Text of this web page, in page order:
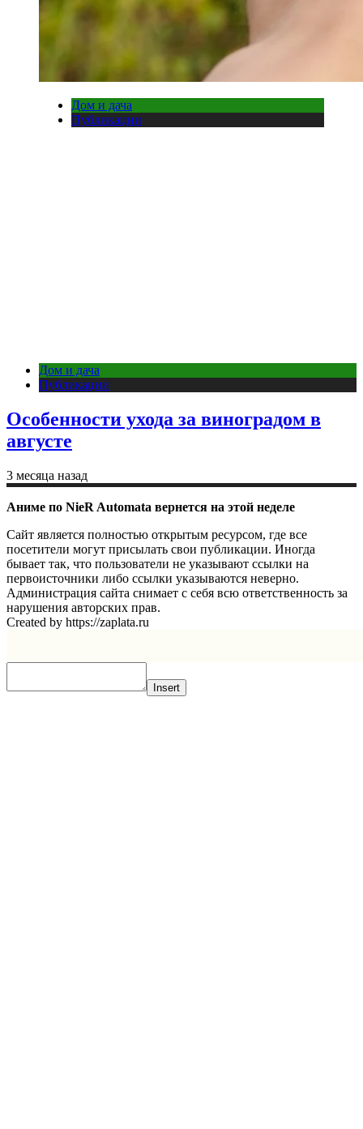
Дом и дача
Публикации
Дом и дача
Публикации
Особенности ухода за виноградом в
августе
3 месяца назад
Аниме по NieR Automata вернется на этой неделе
Сайт является полностью открытым ресурсом, где все
посетители могут присылать свои публикации. Иногда
бывает так, что пользователи не указывают ссылки на
первоисточники либо ссылки указываются неверно.
Администрация сайта снимает с себя всю ответственность за
нарушения авторских прав.
Created by https://zaplata.ru
Insert